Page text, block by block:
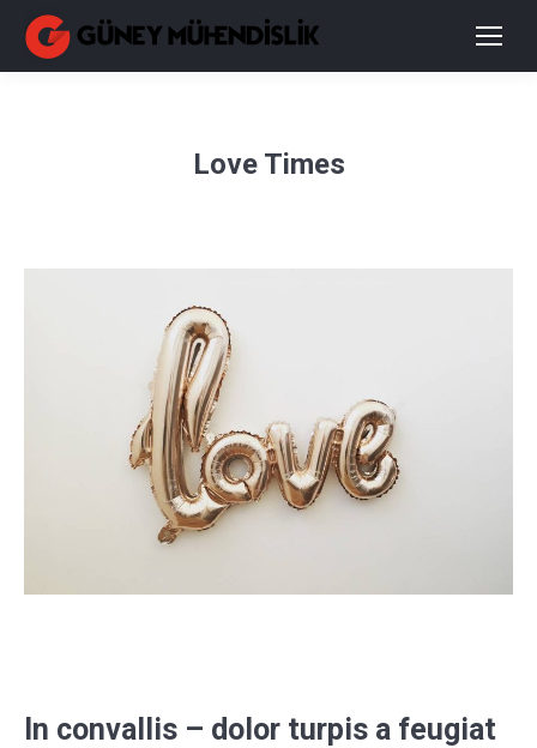
Love Times
In convallis – dolor turpis a feugiat